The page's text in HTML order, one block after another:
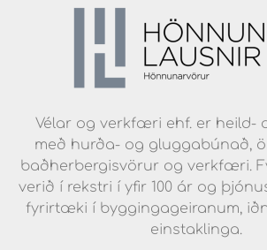
Vélar og verkfæri ehf. er heild-
með hurða- og gluggabúnað,
baðherbergisvörur og verkfæri.
verið í rekstri í yfir 100 ár og
fyrirtæki í byggingageiranum,
einstaklinga.